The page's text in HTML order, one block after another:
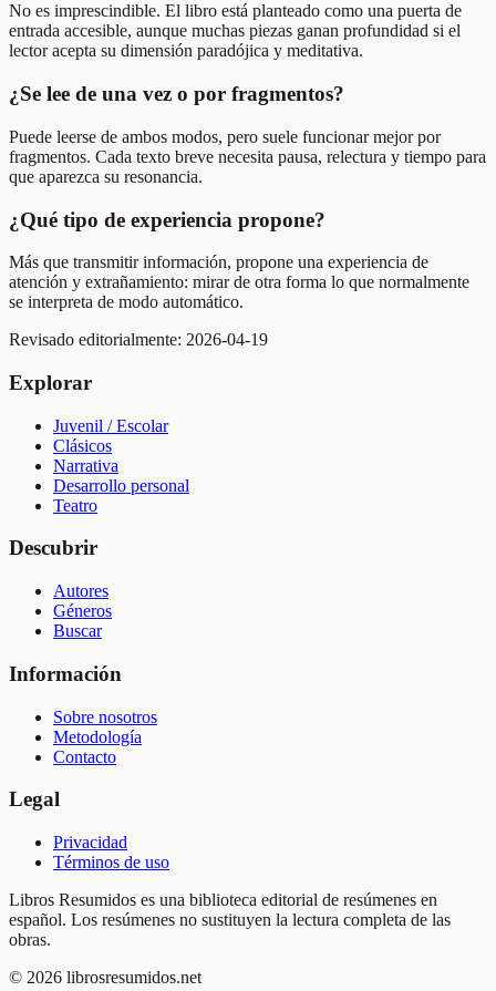
No es imprescindible. El libro está planteado como una puerta de
entrada accesible, aunque muchas piezas ganan profundidad si el
lector acepta su dimensión paradójica y meditativa.
¿Se lee de una vez o por fragmentos?
Puede leerse de ambos modos, pero suele funcionar mejor por
fragmentos. Cada texto breve necesita pausa, relectura y tiempo para
que aparezca su resonancia.
¿Qué tipo de experiencia propone?
Más que transmitir información, propone una experiencia de
atención y extrañamiento: mirar de otra forma lo que normalmente
se interpreta de modo automático.
Revisado editorialmente: 2026-04-19
Explorar
Juvenil / Escolar
Clásicos
Narrativa
Desarrollo personal
Teatro
Descubrir
Autores
Géneros
Buscar
Información
Sobre nosotros
Metodología
Contacto
Legal
Privacidad
Términos de uso
Libros Resumidos es una biblioteca editorial de resúmenes en
español. Los resúmenes no sustituyen la lectura completa de las
obras.
© 2026 librosresumidos.net